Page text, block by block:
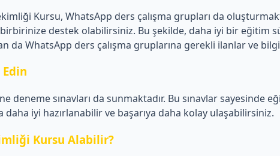
Kursu, WhatsApp ders çalışma grupları da
destek olabilirsiniz. Bu şekilde, daha iyi bir eğitim
da WhatsApp ders çalışma gruplarına gerekli ilanlar ve
deneme sınavları da sunmaktadır. Bu sınavlar
iyi hazırlanabilir ve başarıya daha kolay ulaşabilirsiniz.
Kursu Alabilir?